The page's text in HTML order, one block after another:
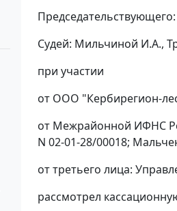
Судей: Мильчиной И.А.,
при участии
от ООО "Кербирегион-
от Межрайонной ИФНС
N 02-01-28/00018;
от третьего лица:
рассмотрел